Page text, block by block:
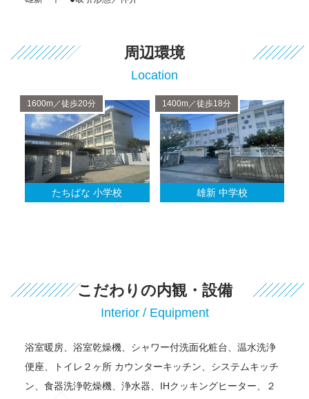
周辺環境
Location
たちばな 小学校
1600m／徒歩20分
雄新 中学校
1400m／徒歩18分
こだわりの内観・設備
Interior / Equipment
浴室暖房、浴室乾燥機、シャワー付洗面化粧台、温水洗浄
便座、トイレ２ヶ所 カウンターキッチン、システムキッチ
ン、食器洗浄乾燥機、浄水器、IHクッキングヒーター、２